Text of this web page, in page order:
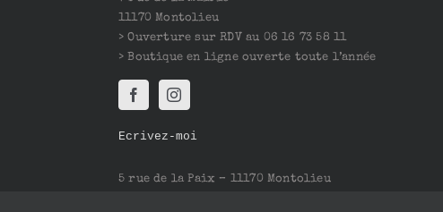
11170 Montolieu
> Ouverture sur RDV au 06 16 73 58 11
> Boutique en ligne ouverte toute l’année
Ecrivez-moi
5 rue de la Paix – 11170 Montolieu